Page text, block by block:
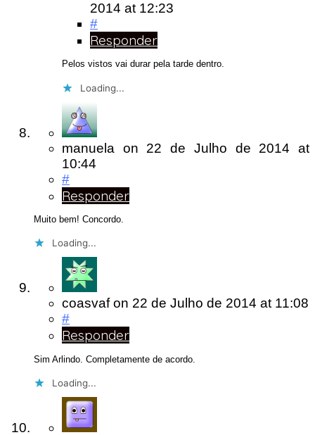
2014 at 12:23
#
Responder
Pelos vistos vai durar pela tarde dentro.
Loading...
manuela on 22 de Julho de 2014at
10:44
#
Responder
Muito bem! Concordo.
Loading...
coasvafon 22 de Julho de 2014 at 11:08
#
Responder
Sim Arlindo. Completamente de acordo.
Loading...